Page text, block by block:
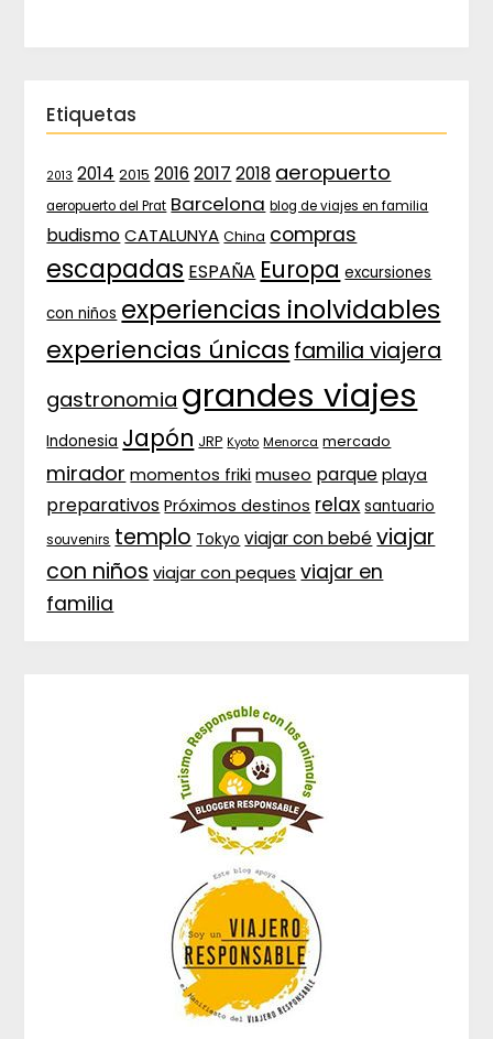
Etiquetas
2013 2014 2015 2016 2017 2018 aeropuerto
aeropuerto del Prat Barcelona blog de viajes en familia
budismo CATALUNYA China compras
escapadas ESPAÑA Europa excursiones
con niños experiencias inolvidables
experiencias únicas familia viajera
gastronomia grandes viajes
Indonesia Japón JRP Kyoto Menorca mercado
mirador momentos friki museo parque playa
preparativos Próximos destinos relax santuario
souvenirs templo Tokyo viajar con bebé viajar
con niños viajar con peques viajar en
familia